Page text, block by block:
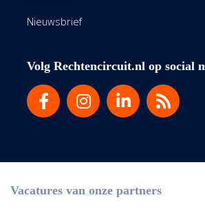
Nieuwsbrief
Volg Rechtencircuit.nl op social
Vacatures van onze partners